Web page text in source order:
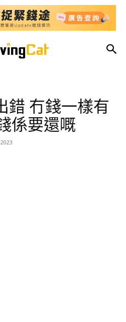
錯 冇錢一樣有
係要還嘅